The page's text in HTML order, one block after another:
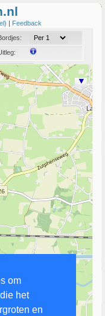
om
het
en
| Feedback